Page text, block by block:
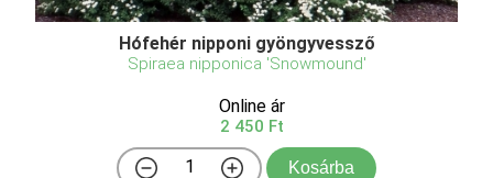
Hófehér nipponi gyöngyvessző
Spiraea nipponica 'Snowmound'
Online ár
2 450 Ft
Kosárba